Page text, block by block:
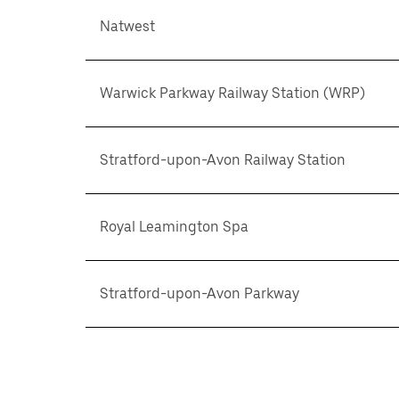
Natwest
Warwick Parkway Railway Station (WRP)
Stratford-upon-Avon Railway Station
Royal Leamington Spa
Stratford-upon-Avon Parkway